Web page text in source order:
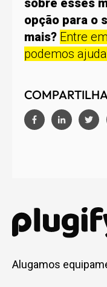
sobre esses
opção para o
mais? Entre
podemos
Alugamos